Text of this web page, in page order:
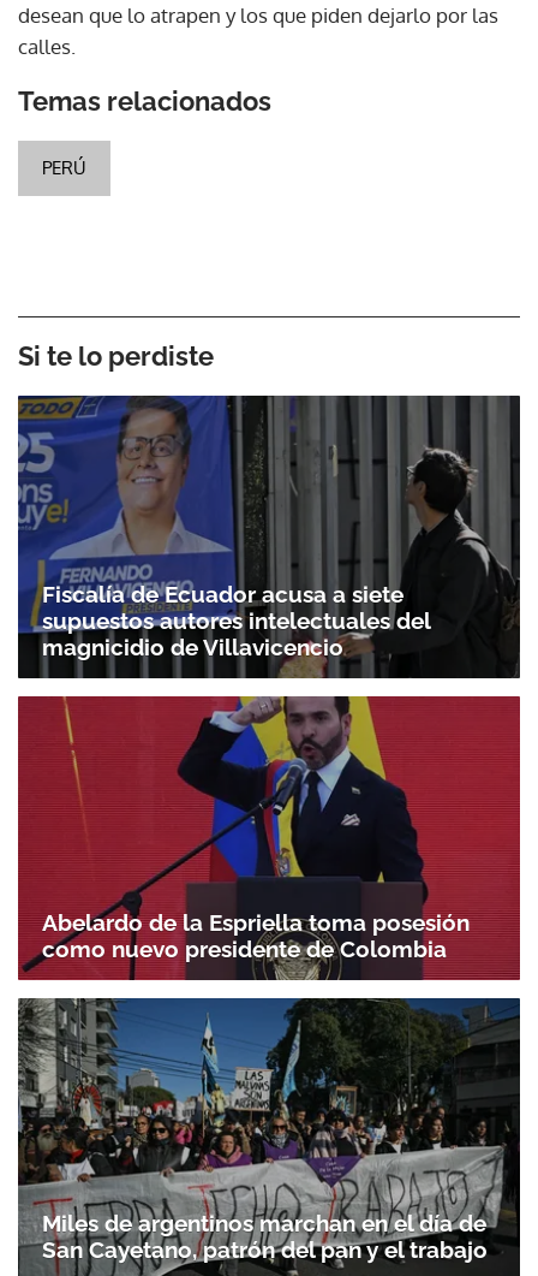
desean que lo atrapen y los que piden dejarlo por las
calles.
Temas relacionados
PERÚ
Si te lo perdiste
Fiscalía de Ecuador acusa a siete
supuestos autores intelectuales del
magnicidio de Villavicencio
Abelardo de la Espriella toma posesión
como nuevo presidente de Colombia
Miles de argentinos marchan en el día de
San Cayetano, patrón del pan y el trabajo